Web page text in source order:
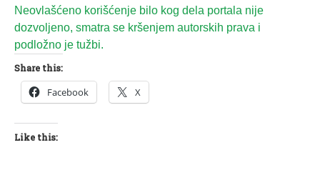
Neovlašćeno korišćenje bilo kog dela portala nije
dozvoljeno, smatra se kršenjem autorskih prava i
podložno je tužbi.
Share this:
Facebook X
Like this: